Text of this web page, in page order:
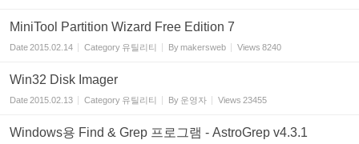
MiniTool Partition Wizard Free Edition 7
Date2015.02.14 Category 유틸리티 Bymakersweb Views 8240
Win32 Disk Imager
Date2015.02.13 Category 유틸리티 By 운영자 Views 23455
Windows용 Find & Grep 프로그램 - AstroGrep v4.3.1